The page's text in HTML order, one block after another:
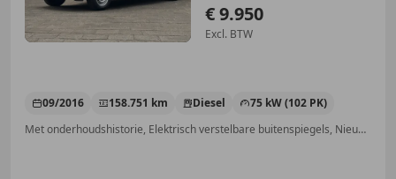
€ 9.950
Excl. BTW
09/2016 158.751 km Diesel
75 kW (102 PK)
Met onderhoudshistorie, Elektrisch verstelbare buitenspiegels, Nieuwe APK, Elektrische ramen, Armsteun, Cruise control, Schuifdeur rechts, Airconditioning